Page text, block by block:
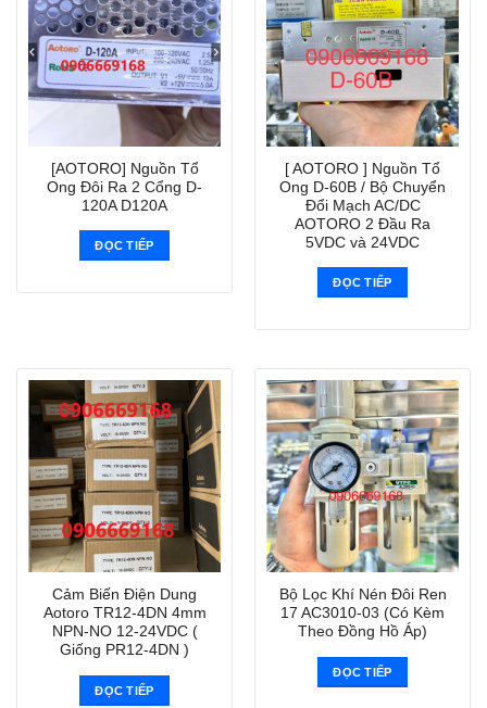
[AOTORO] Nguồn Tổ
Ong Đôi Ra 2 Cổng D-
120A D120A
ĐỌC TIẾP
[ AOTORO ] Nguồn Tổ
Ong D-60B / Bộ Chuyển
Đổi Mạch AC/DC
AOTORO 2 Đầu Ra
5VDC và 24VDC
ĐỌC TIẾP
Cảm Biến Điện Dung
Aotoro TR12-4DN 4mm
NPN-NO 12-24VDC (
Giống PR12-4DN )
ĐỌC TIẾP
Bộ Lọc Khí Nén Đôi Ren
17 AC3010-03 (Có Kèm
Theo Đồng Hồ Áp)
ĐỌC TIẾP